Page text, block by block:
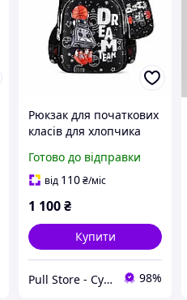
Рюкзак для початкових
класів для хлопчика
молодшої школи
Готово до відправки
від 110₴/міс
1 100₴
Купити
Pull Store - Cумки, рюкзаки, шапки та інші аксесуари 98%